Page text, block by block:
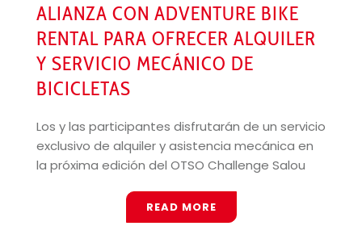
ALIANZA CON ADVENTURE BIKE
RENTAL PARA OFRECER ALQUILER
Y SERVICIO MECÁNICO DE
BICICLETAS
Los y las participantes disfrutarán de un servicio
exclusivo de alquiler y asistencia mecánica en
la próxima edición del OTSO Challenge Salou
READ MORE